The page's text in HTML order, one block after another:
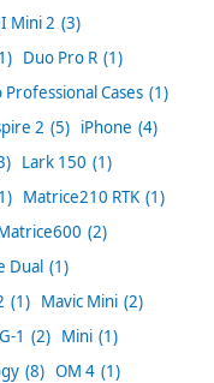
Mini 2 (3)
Duo Pro R (1)
Professional Cases (1)
2 (5) iPhone (4)
Lark 150 (1)
Matrice210 RTK (1)
(2)
Dual (1)
(1) Mavic Mini (2)
1 (2) Mini (1)
(8) OM 4 (1)